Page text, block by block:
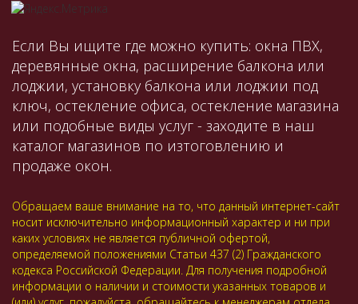
Если Вы ищите где можно купить: окна ПВХ,
деревянные окна, расширение балкона или
лоджии, установку балкона или лоджии под
ключ, остекление офиса, остекление магазина
или подобные виды услуг - заходите в наш
каталог магазинов по изтоговлению и
продаже окон.
Обращаем ваше внимание на то, что данный интернет-сайт
носит исключительно информационный характер и ни при
каких условиях не является публичной офертой,
определяемой положениями Статьи 437 (2) Гражданского
кодекса Российской Федерации. Для получения подробной
информации о наличии и стоимости указанных товаров и